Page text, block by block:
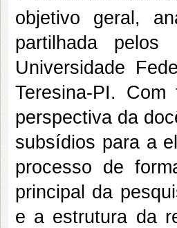
objetivo geral,
partilhada
Universidade
Teresina-PI.
perspectiva da
subsídios para a
processo de
principal da
e a estrutura da